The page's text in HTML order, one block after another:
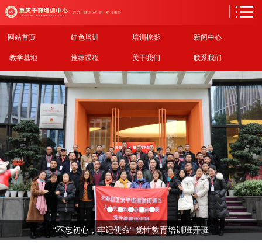
网站首页 红色培训 培训掠影 新闻中心
教学基地 推荐课程 关于我们 联系我们
“不忘初心，牢记使命“ 党性教育培训班开班